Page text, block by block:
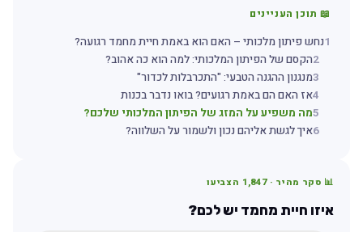
📖 תוכן העניינים
נחש פיתון מלכותי – האם הוא באמת חיית מחמד רגועה?
2הקסם של הפיתון המלכותי: למה הוא כה אהוב?
מנגנון ההגנה הטבעי: "התכרבלות לכדור"
אז האם הם באמת רגועים? בואו נדבר בכנות
מה משפיע על המזג של הפיתון המלכותי שלכם?
6איך לגשת אליהם נכון ולשמור על השלווה?
📊 סקר מהיר · 1,847הצביעו
איזו חיית מחמד יש לכם?